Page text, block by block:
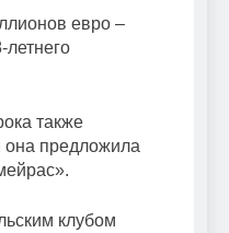
евро –
также
она предложила
клубом